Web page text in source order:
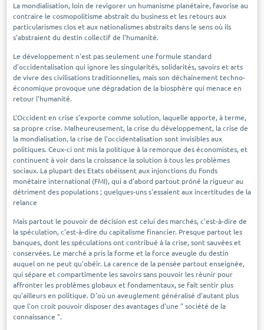
La mondialisation, loin de revigorer un humanisme planétaire, favorise au
contraire le cosmopolitisme abstrait du business et les retours aux
particularismes clos et aux nationalismes abstraits dans le sens où ils
s'abstraient du destin collectif de l'humanité.
Le développement n'est pas seulement une formule standard
d'occidentalisation qui ignore les singularités, solidarités, savoirs et arts
de vivre des civilisations traditionnelles, mais son déchaînement techno-
économique provoque une dégradation de la biosphère qui menace en
retour l'humanité.
L'Occident en crise s'exporte comme solution, laquelle apporte, à terme,
sa propre crise. Malheureusement, la crise du développement, la crise de
la mondialisation, la crise de l'occidentalisation sont invisibles aux
politiques. Ceux-ci ont mis la politique à la remorque des économistes, et
continuent à voir dans la croissance la solution à tous les problèmes
sociaux. La plupart des Etats obéissent aux injonctions du Fonds
monétaire international (FMI), qui a d'abord partout prôné la rigueur au
détriment des populations ; quelques-uns s'essaient aux incertitudes de la
relance
Mais partout le pouvoir de décision est celui des marchés, c'est-à-dire de
la spéculation, c'est-à-dire du capitalisme financier. Presque partout les
banques, dont les spéculations ont contribué à la crise, sont sauvées et
conservées. Le marché a pris la forme et la force aveugle du destin
auquel on ne peut qu'obéir. La carence de la pensée partout enseignée,
qui sépare et compartimente les savoirs sans pouvoir les réunir pour
affronter les problèmes globaux et fondamentaux, se fait sentir plus
qu'ailleurs en politique. D'où un aveuglement généralisé d'autant plus
que l'on croit pouvoir disposer des avantages d'une " société de la
connaissance ".